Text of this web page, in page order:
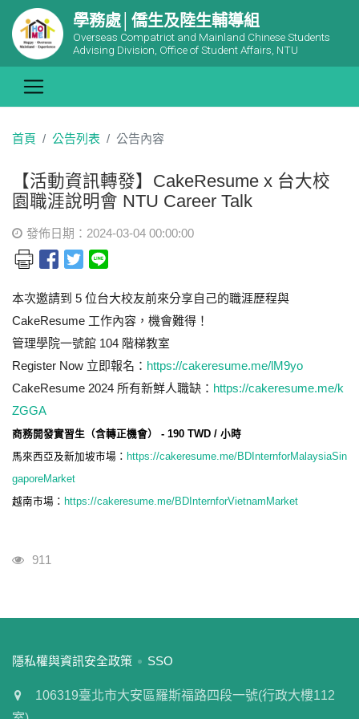
學務處│僑生及陸生輔導組
Overseas Compatriot and Mainland Chinese Students
Advising Division, Office of Student Affairs, NTU
首頁 公告列表 公告內容
【活動資訊轉發】CakeResume x 台大校
園職涯說明會 NTU Career Talk
發佈日期：2024-03-04 00:00:00
本次邀請到 5 位台大校友前來分享自己的職涯歷程與
CakeResume 工作內容，機會難得！
管理學院一號館 104 階梯教室
Register Now 立即報名： https://cakeresume.me/lM9yo
CakeResume 2024 所有新鮮人職缺： https://cakeresume.me/k
ZGGA
商務開發實習生（含轉正機會） - 190 TWD / 小時
馬來西亞及新加坡市場： https://cakeresume.me/BDInternforMalaysiaSin
gaporeMarket
越南市場： https://cakeresume.me/BDInternforVietnamMarket
瀏覽人次
911
:::
隱私權與資訊安全政策 SSO
106319臺北市大安區羅斯福路四段一號(行政大樓112